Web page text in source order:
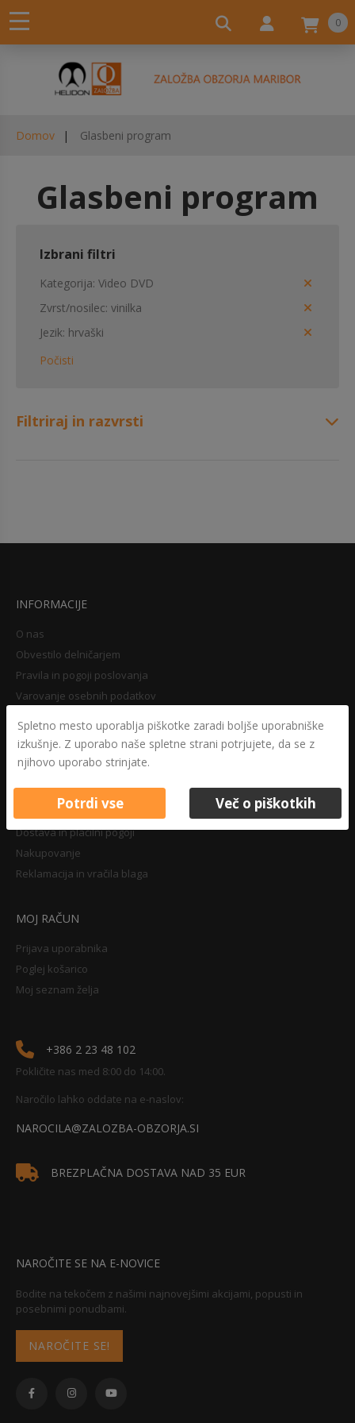
0
Domov Glasbeni program
Glasbeni program
Izbrani filtri
Kategorija Video DVD
Zvrst/nosilec vinilka
Jezik hrvaški
Počisti
Filtriraj in razvrsti
INFORMACIJE
O nas
Obvestilo delničarjem
Pravila in pogoji poslovanja
Varovanje osebnih podatkov
Pravilnik o zasebnosti
Pravno obvestilo
NAKUPOVANJE
Dostava in plačilni pogoji
Nakupovanje
Reklamacija in vračila blaga
MOJ RAČUN
Prijava uporabnika
Poglej košarico
Moj seznam želja
+386 2 23 48 102
Pokličite nas med 8:00 do 14:00.
Naročilo lahko oddate na e-naslov:
NAROCILA@ZALOZBA-OBZORJA.SI
BREZPLAČNA DOSTAVA NAD 35 EUR
NAROČITE SE NA E-NOVICE
Bodite na tekočem z našimi najnovejšimi akcijami, popusti in
posebnimi ponudbami.
NAROČITE SE!
Spletno mesto uporablja piškotke zaradi boljše uporabniške
izkušnje. Z uporabo naše spletne strani potrjujete, da se z
njihovo uporabo strinjate.
Potrdi vse Več o piškotkih